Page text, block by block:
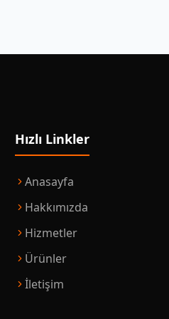
Hızlı Linkler
Anasayfa
Hakkımızda
Hizmetler
Ürünler
İletişim